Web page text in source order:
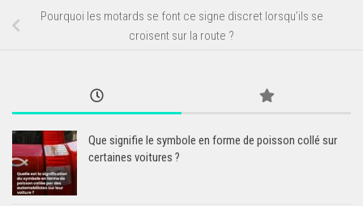
Pourquoi les motards se font ce signe discret lorsqu’ils se
croisent sur la route ?
Que signifie le symbole en forme de poisson collé sur
certaines voitures ?